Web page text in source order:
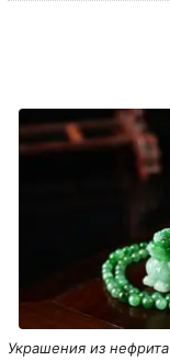
Украшения из нефрита